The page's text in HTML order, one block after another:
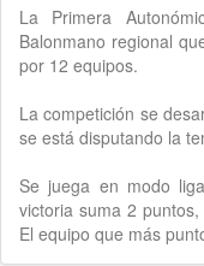
La Primera
Balonmano regional
por 12 equipos.
La competición se
se está disputando la
Se juega en modo
victoria suma 2
El equipo que más